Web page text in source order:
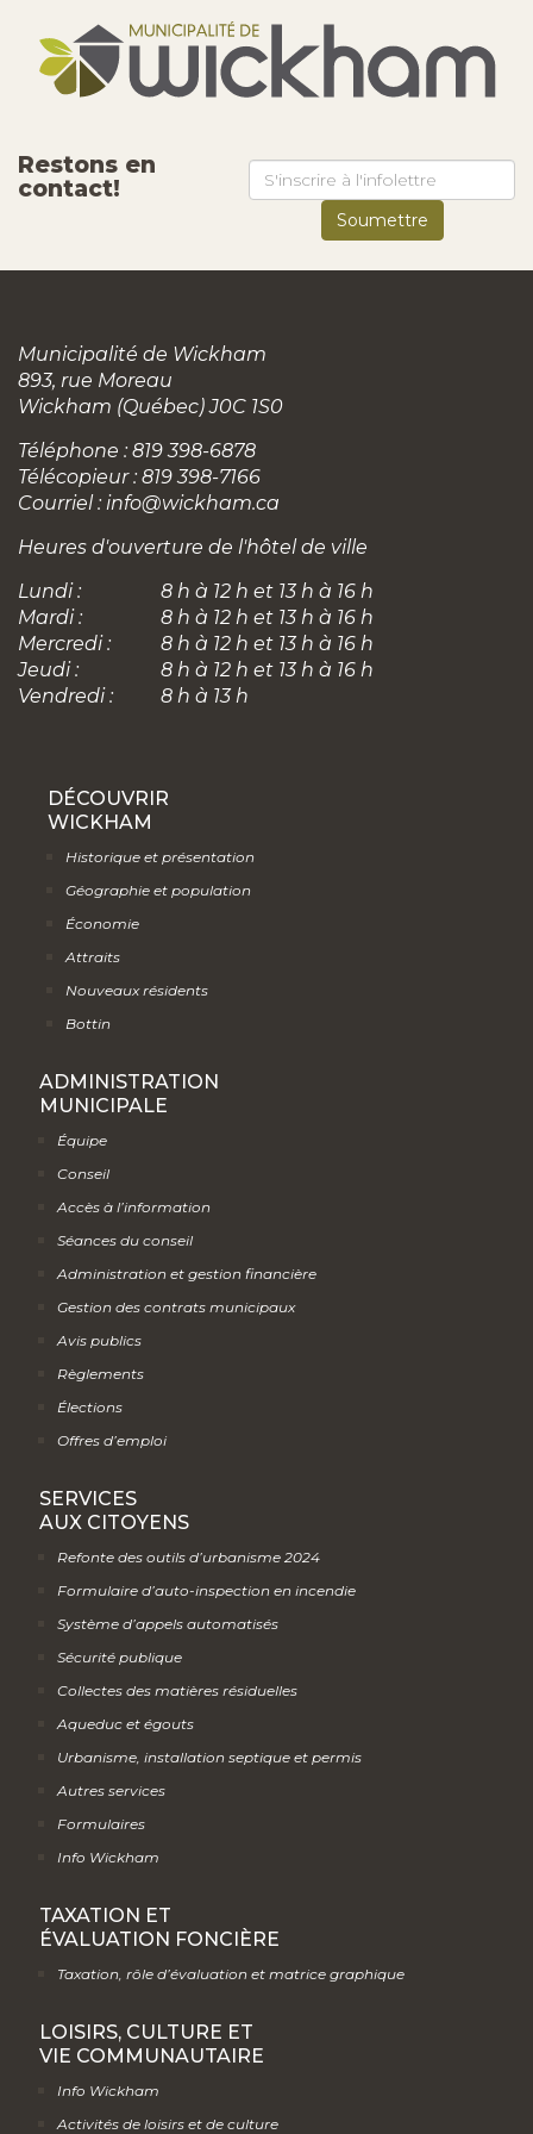
Restons en
contact!
Municipalité de Wickham
893, rue Moreau
Wickham (Québec) J0C 1S0
Téléphone : 819 398-6878
Télécopieur : 819 398-7166
Courriel : info@wickham.ca
Heures d'ouverture de l'hôtel de ville
Lundi :
8 h à 12 h et 13 h à 16 h
Mardi :
8 h à 12 h et 13 h à 16 h
Mercredi :
8 h à 12 h et 13 h à 16 h
Jeudi :
8 h à 12 h et 13 h à 16 h
Vendredi :
8 h à 13 h
DÉCOUVRIR
WICKHAM
Historique et présentation
Géographie et population
Économie
Attraits
Nouveaux résidents
Bottin
ADMINISTRATION
MUNICIPALE
Équipe
Conseil
Accès à l’information
Séances du conseil
Administration et gestion financière
Gestion des contrats municipaux
Avis publics
Règlements
Élections
Offres d’emploi
SERVICES
AUX CITOYENS
Refonte des outils d’urbanisme 2024
Formulaire d’auto-inspection en incendie
Système d’appels automatisés
Sécurité publique
Collectes des matières résiduelles
Aqueduc et égouts
Urbanisme, installation septique et permis
Autres services
Formulaires
Info Wickham
TAXATION ET
ÉVALUATION FONCIÈRE
Taxation, rôle d’évaluation et matrice graphique
LOISIRS, CULTURE ET
VIE COMMUNAUTAIRE
Info Wickham
Activités de loisirs et de culture